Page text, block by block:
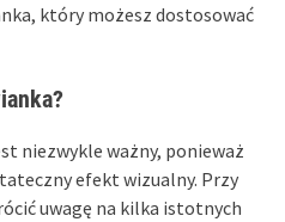
który możesz dostosować
niezwykle ważny, ponieważ
efekt wizualny. Przy
uwagę na kilka istotnych